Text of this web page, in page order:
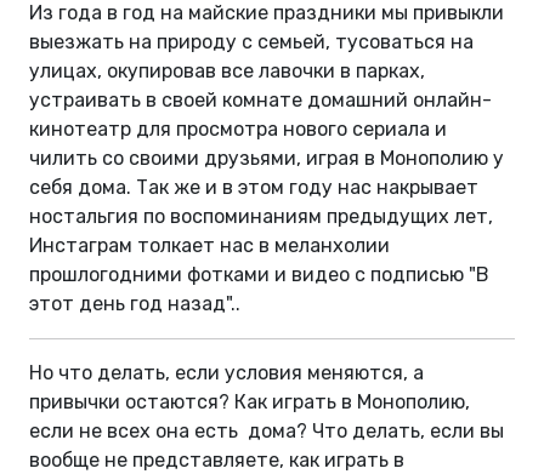
Из года в год на майские праздники мы привыкли
выезжать на природу с семьей, тусоваться на
улицах, окупировав все лавочки в парках,
устраивать в своей комнате домашний онлайн-
кинотеатр для просмотра нового сериала и
чилить со своими друзьями, играя в Монополию у
себя дома. Так же и в этом году нас накрывает
ностальгия по воспоминаниям предыдущих лет,
Инстаграм толкает нас в меланхолии
прошлогодними фотками и видео с подписью "В
этот день год назад"..
Но что делать, если условия меняются, а
привычки остаются? Как играть в Монополию,
если не всех она есть дома? Что делать, если вы
вообще не представляете, как играть в